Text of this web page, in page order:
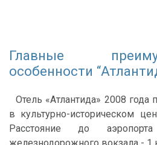
Главные
особенности
Отель «Атлантида» 2008
в культурно-историческом
Расстояние до